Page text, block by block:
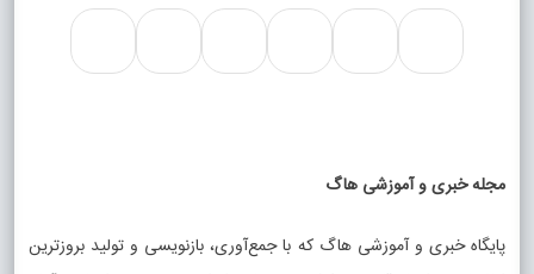
مجله خبری و آموزشی هاگ
پایگاه خبری و آموزشی هاگ که با جمع‌آوری، بازنویسی و تولید بروزترین